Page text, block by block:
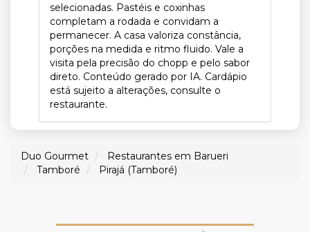
selecionadas. Pastéis e coxinhas
completam a rodada e convidam a
permanecer. A casa valoriza constância,
porções na medida e ritmo fluido. Vale a
visita pela precisão do chopp e pelo sabor
direto. Conteúdo gerado por IA. Cardápio
está sujeito a alterações, consulte o
restaurante.
Duo Gourmet
Restaurantes em Barueri
Tamboré
Pirajá (Tamboré)